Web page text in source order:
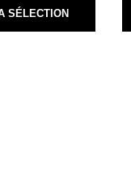
SÉLECTION